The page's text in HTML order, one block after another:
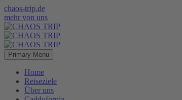
chaos-trip.de
mehr von uns
Primary Menu
Home
Reiseziele
Über uns